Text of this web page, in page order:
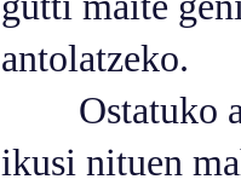
antolatzeko.
Ostatuko
ikusi nituen